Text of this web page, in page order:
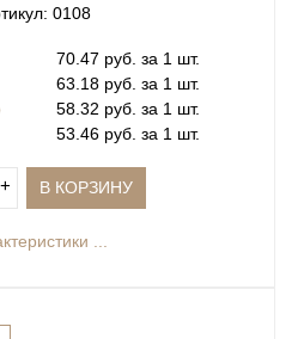
0108
70.47 руб. за 1 шт.
63.18 руб. за 1 шт.
58.32 руб. за 1 шт.
53.46 руб. за 1 шт.
+ В КОРЗИНУ
...